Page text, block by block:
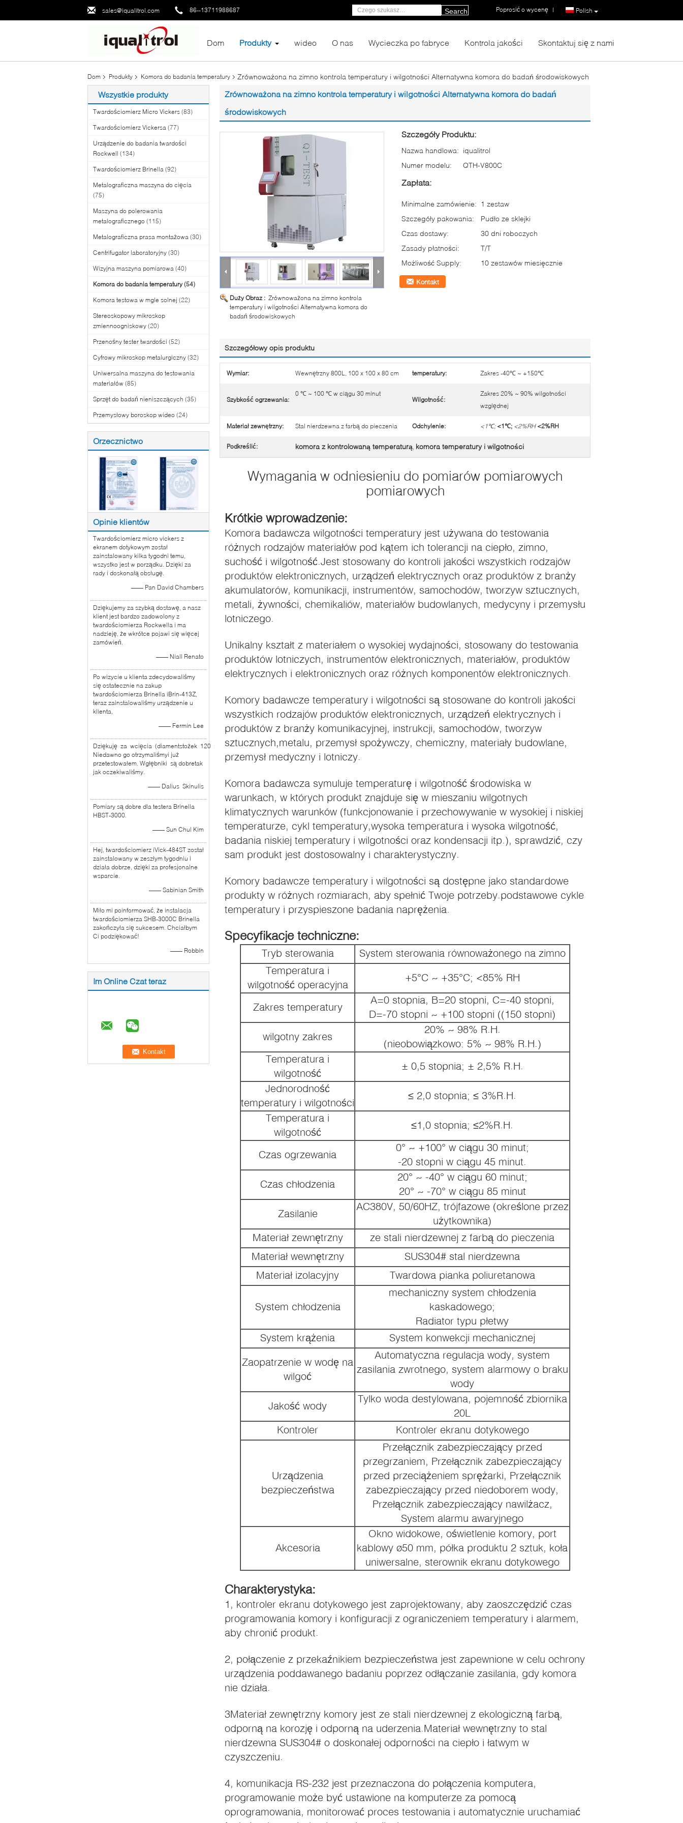
sales@iqualitrol.com 86--13711988687 Polish
Poprosić o wycenę |
Search
Dom Produkty wideo O nas Wycieczka po fabryce Kontrola jakości Skontaktuj się z nami
Dom Produkty Komora do badania temperatury Zrównoważona na zimno kontrola temperatury i wilgotności Alternatywna komora do badań środowiskowych
Wszystkie produkty
Twardościomierz Micro Vickers (83)
Twardościomierz Vickersa (77)
Urządzenie do badania twardości
Rockwell (134)
Twardościomierz Brinella (92)
Metalograficzna maszyna do cięcia
(75)
Maszyna do polerowania
metalograficznego (115)
Metalograficzna prasa montażowa (30)
Centrifugator laboratoryjny (30)
Wizyjna maszyna pomiarowa (40)
Komora do badania temperatury (54)
Komora testowa w mgle solnej (22)
Stereoskopowy mikroskop
zmiennoogniskowy (20)
Przenośny tester twardości (52)
Cyfrowy mikroskop metalurgiczny (32)
Uniwersalna maszyna do testowania
materiałów (85)
Sprzęt do badań nieniszczących (35)
Przemysłowy boroskop wideo (24)
Orzecznictwo
Opinie klientów
Twardościomierz micro vickers z
ekranem dotykowym został
zainstalowany kilka tygodni temu,
wszystko jest w porządku. Dzięki za
rady i doskonałą obsługę.
—— Pan David Chambers
Dziękujemy za szybką dostawę, a nasz
klient jest bardzo zadowolony z
twardościomierza Rockwella i ma
nadzieję, że wkrótce pojawi się więcej
zamówień.
—— Niall Renato
Po wizycie u klienta zdecydowaliśmy
się ostatecznie na zakup
twardościomierza Brinella iBrin-413Z,
teraz zainstalowaliśmy urządzenie u
klienta,
—— Fermin Lee
Dziękuję za wcięcia (diamentstożek 120 stopni).
Niedawno go otrzymaliśmyi już
przetestowałem. Wgłębniki są dobretak
jak oczekiwaliśmy.
—— Dalius Skinulis
Pomiary są dobre dla testera Brinella
HBST-3000.
—— Sun Chul Kim
Hej, twardościomierz iVick-484ST został
zainstalowany w zeszłym tygodniu i
działa dobrze, dzięki za profesjonalne
wsparcie.
—— Sabinian Smith
Miło mi poinformować, że instalacja
twardościomierza SHB-3000C Brinella
zakończyła się sukcesem. Chciałbym
Ci podziękować!
—— Robbin
Im Online Czat teraz
Zrównoważona na zimno kontrola temperatury i wilgotności Alternatywna komora do badań
środowiskowych
Duży Obraz : Zrównoważona na zimno kontrola
temperatury i wilgotności Alternatywna komora do
badań środowiskowych
Szczegóły Produktu:
Nazwa handlowa: iqualitrol
Numer modelu:
QTH-V800C
Zapłata:
Minimalne zamówienie: 1 zestaw
Szczegóły pakowania:
Pudło ze sklejki
Czas dostawy:
30 dni roboczych
Zasady płatności:
T/T
Możliwość Supply:
10 zestawów miesięcznie
Kontakt
Szczegółowy opis produktu
Wymiar: Wewnętrzny 800L, 100 x 100 x 80 cm temperatury: Zakres -40℃ ~ +150℃
Szybkość ogrzewania:
0 ℃ ~ 100 ℃ w ciągu 30 minut
Wilgotność:
Zakres 20% ~ 90% wilgotności
względnej
Materiał zewnętrzny: Stal nierdzewna z farbą do pieczenia Odchylenie: <1℃; <1℃; <2%RH <2%RH
Podkreślić: komora z kontrolowaną temperaturą, komora temperatury i wilgotności
Wymagania w odniesieniu do pomiarów pomiarowych
pomiarowych
Krótkie wprowadzenie:
Komora badawcza wilgotności temperatury jest używana do testowania
różnych rodzajów materiałów pod kątem ich tolerancji na ciepło, zimno,
suchość i wilgotność.Jest stosowany do kontroli jakości wszystkich rodzajów
produktów elektronicznych, urządzeń elektrycznych oraz produktów z branży
akumulatorów, komunikacji, instrumentów, samochodów, tworzyw sztucznych,
metali, żywności, chemikaliów, materiałów budowlanych, medycyny i przemysłu
lotniczego.
Unikalny kształt z materiałem o wysokiej wydajności, stosowany do testowania
produktów lotniczych, instrumentów elektronicznych, materiałów, produktów
elektrycznych i elektronicznych oraz różnych komponentów elektronicznych.
Komory badawcze temperatury i wilgotności są stosowane do kontroli jakości
wszystkich rodzajów produktów elektronicznych, urządzeń elektrycznych i
produktów z branży komunikacyjnej, instrukcji, samochodów, tworzyw
sztucznych,metalu, przemysł spożywczy, chemiczny, materiały budowlane,
przemysł medyczny i lotniczy.
Komora badawcza symuluje temperaturę i wilgotność środowiska w
warunkach, w których produkt znajduje się w mieszaniu wilgotnych
klimatycznych warunków (funkcjonowanie i przechowywanie w wysokiej i niskiej
temperaturze, cykl temperatury,wysoka temperatura i wysoka wilgotność,
badania niskiej temperatury i wilgotności oraz kondensacji itp.), sprawdzić, czy
sam produkt jest dostosowalny i charakterystyczny.
Komory badawcze temperatury i wilgotności są dostępne jako standardowe
produkty w różnych rozmiarach, aby spełnić Twoje potrzeby.podstawowe cykle
temperatury i przyspieszone badania naprężenia.
Specyfikacje techniczne:
Tryb sterowania
System sterowania równoważonego na zimno
Temperatura i
wilgotność operacyjna
+5°C ~ +35°C; <85% RH
Zakres temperatury
A=0 stopnia, B=20 stopni, C=-40 stopni,
D=-70 stopni ~ +100 stopni ((150 stopni)
wilgotny zakres
20% ~ 98% R.H.
(nieobowiązkowo: 5% ~ 98% R.H.)
Temperatura i
wilgotność
± 0,5 stopnia; ± 2,5% R.H.
Jednorodność
temperatury i wilgotności
≤ 2,0 stopnia; ≤ 3%R.H.
Temperatura i
wilgotność
≤1,0 stopnia; ≤2%R.H.
Czas ogrzewania
0° ~ +100° w ciągu 30 minut;
-20 stopni w ciągu 45 minut.
Czas chłodzenia
20° ~ -40° w ciągu 60 minut;
20° ~ -70° w ciągu 85 minut
Zasilanie
AC380V, 50/60HZ, trójfazowe (określone przez
użytkownika)
Materiał zewnętrzny
ze stali nierdzewnej z farbą do pieczenia
Materiał wewnętrzny
SUS304# stal nierdzewna
Materiał izolacyjny
Twardowa pianka poliuretanowa
System chłodzenia
mechaniczny system chłodzenia
kaskadowego;
Radiator typu płetwy
System krążenia
System konwekcji mechanicznej
Zaopatrzenie w wodę na
wilgoć
Automatyczna regulacja wody, system
zasilania zwrotnego, system alarmowy o braku
wody
Jakość wody
Tylko woda destylowana, pojemność zbiornika
20L
Kontroler
Kontroler ekranu dotykowego
Urządzenia
bezpieczeństwa
Przełącznik zabezpieczający przed
przegrzaniem, Przełącznik zabezpieczający
przed przeciążeniem sprężarki, Przełącznik
zabezpieczający przed niedoborem wody,
Przełącznik zabezpieczający nawilżacz,
System alarmu awaryjnego
Akcesoria
Okno widokowe, oświetlenie komory, port
kablowy ø50 mm, półka produktu 2 sztuk, koła
uniwersalne, sterownik ekranu dotykowego
Charakterystyka:
1, kontroler ekranu dotykowego jest zaprojektowany, aby zaoszczędzić czas
programowania komory i konfiguracji z ograniczeniem temperatury i alarmem,
aby chronić produkt.
2, połączenie z przekaźnikiem bezpieczeństwa jest zapewnione w celu ochrony
urządzenia poddawanego badaniu poprzez odłączanie zasilania, gdy komora
nie działa.
3Materiał zewnętrzny komory jest ze stali nierdzewnej z ekologiczną farbą,
odporną na korozję i odporną na uderzenia.Materiał wewnętrzny to stal
nierdzewna SUS304# o doskonałej odporności na ciepło i łatwym w
czyszczeniu.
4, komunikacja RS-232 jest przeznaczona do połączenia komputera,
programowanie może być ustawione na komputerze za pomocą
oprogramowania, monitorować proces testowania i automatycznie uruchamiać